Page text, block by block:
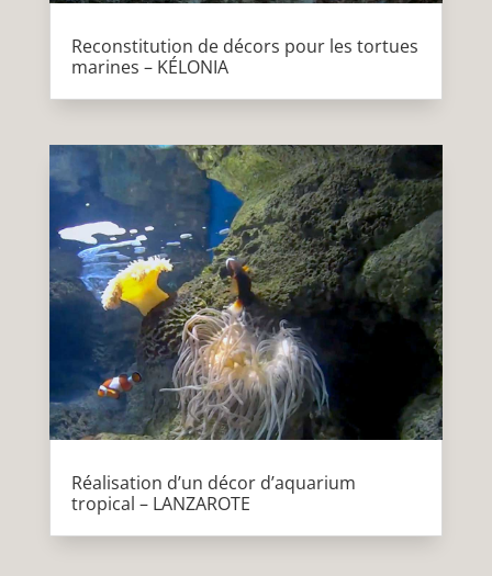
Reconstitution de décors pour les tortues
marines – KÉLONIA
Réalisation d’un décor d’aquarium
tropical – LANZAROTE